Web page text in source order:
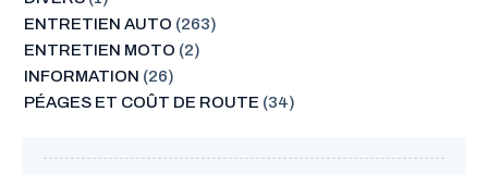
ENTRETIEN AUTO (263)
ENTRETIEN MOTO (2)
INFORMATION (26)
PÉAGES ET COÛT DE ROUTE (34)